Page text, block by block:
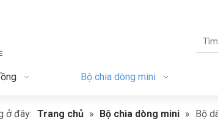
Bộ chia dòng mini
ở đây: Trang chủ » Bộ chia dòng mini » Bộ